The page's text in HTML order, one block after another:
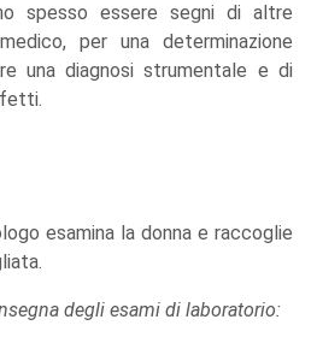
spesso essere segni di altre
per una determinazione
una diagnosi strumentale e di
esamina la donna e raccoglie
degli esami di laboratorio: